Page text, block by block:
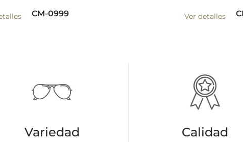
CM-0999 Ver detalles
Variedad Calidad